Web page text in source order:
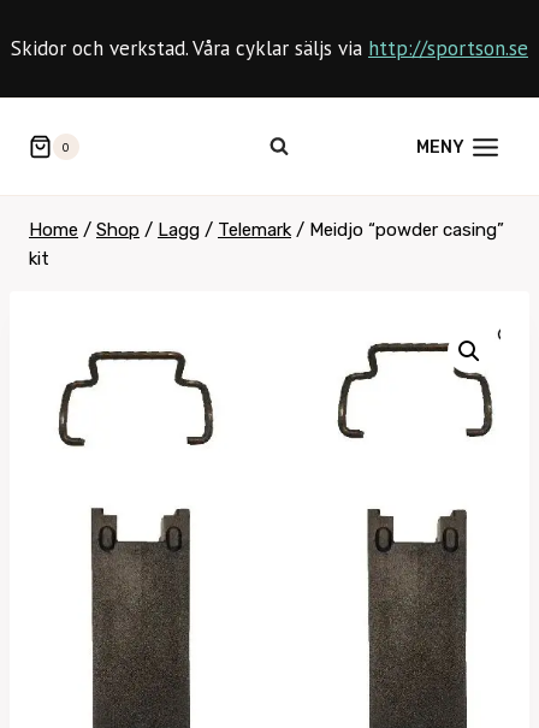
toSkidor och verkstad. Våra cyklar säljs via http://sportson.se
0 MENY
Home / Shop / Lagg / Telemark / Meidjo “powder casing”
kit